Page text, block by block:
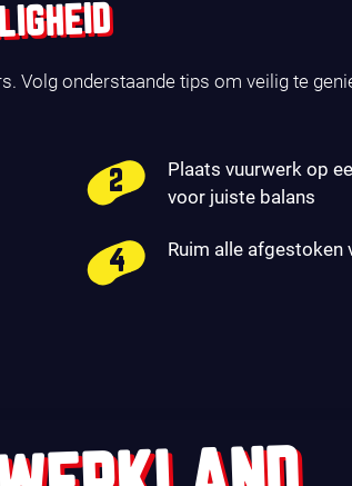
Volg onderstaande tips om veilig te
Plaats vuurwerk op
voor juiste balans
Ruim alle afgestoken